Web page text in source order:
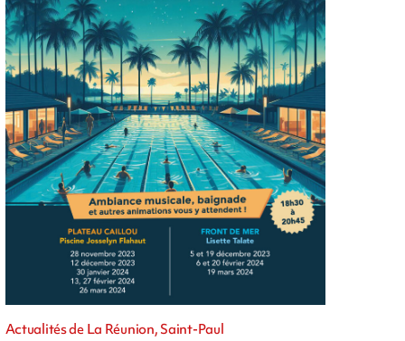
Actualités de La Réunion, Saint-Paul